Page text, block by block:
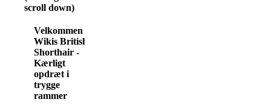
scroll down)
Velkommen til
Wikis British
Shorthair -
Kærligt
opdræt i
trygge
rammer